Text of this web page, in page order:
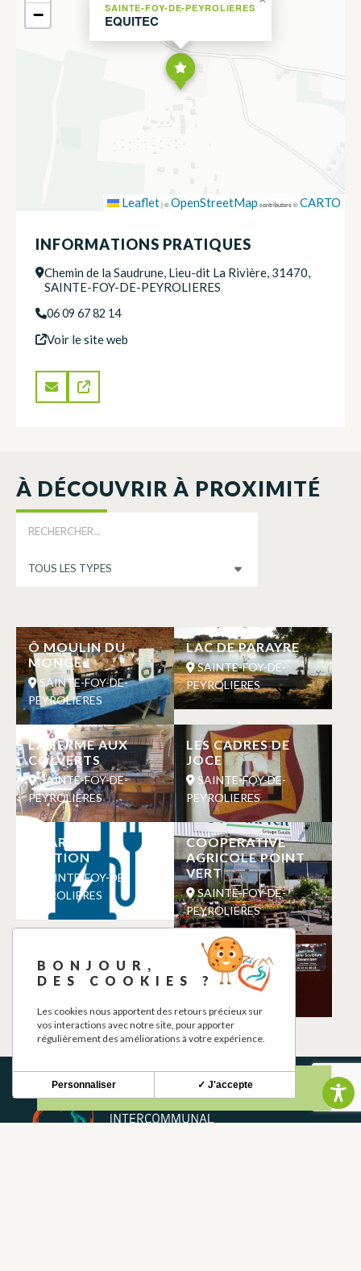
SAINTE-FOY-DE-PEYROLIERES
EQUITEC
−
Leaflet|©OpenStreetMap contributors ©CARTO
INFORMATIONS PRATIQUES
Chemin de la Saudrune, Lieu-dit La Rivière, 31470,
SAINTE-FOY-DE-PEYROLIERES
06 09 67 82 14
Voir le site web
À DÉCOUVRIR À PROXIMITÉ
Ô MOULIN DU
MONGE
SAINTE-FOY-DE-
PEYROLIERES
LAC DE PARAYRE
SAINTE-FOY-DE-
PEYROLIERES
LA FERME AUX
COLVERTS
SAINTE-FOY-DE-
PEYROLIERES
LES CADRES DE
JOCE
SAINTE-FOY-DE-
PEYROLIERES
CHARGING
STATION
SAINTE-FOY-DE-
PEYROLIERES
COOPERATIVE
AGRICOLE POINT
VERT
SAINTE-FOY-DE-
PEYROLIERES
RIEUTORT
SAINTE-FOY-DE-
PEYROLIERES
SMART CERAM
SAINTE-FOY-DE-
PEYROLIERES
BONJOUR,
DES COOKIES ?
Les cookies nous apportent des retours précieux sur
vos interactions avec notre site, pour apporter
régulièrement des améliorations à votre expérience.
✓ J'accepte
Personnaliser